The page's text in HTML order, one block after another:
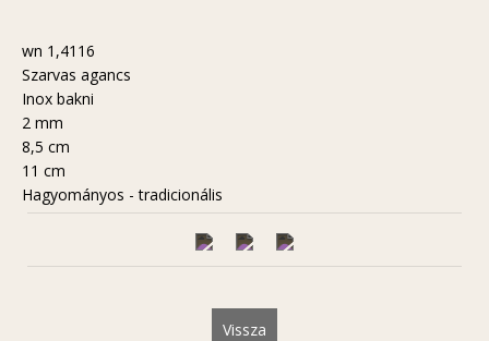
wn 1,4116
Szarvas agancs
Inox bakni
2 mm
8,5 cm
11 cm
Hagyományos - tradicionális
Vissza